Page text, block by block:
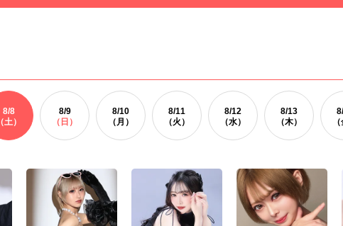
8/8
（土）
8/9
（日）
8/10
（月）
8/11
（火）
8/12
（水）
8/13
（木）
8/